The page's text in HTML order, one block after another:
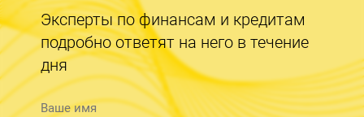
Эксперты по финансам и кредитам
подробно ответят на него в течение
дня